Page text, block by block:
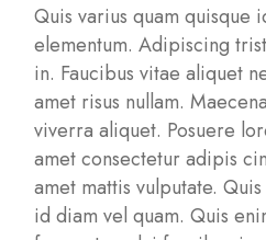
Quis varius quam quisque
elementum. Adipiscing
in. Faucibus vitae aliquet
amet risus nullam.
viverra aliquet. Posuere
amet consectetur adipis
amet mattis vulputate.
id diam vel quam. Quis